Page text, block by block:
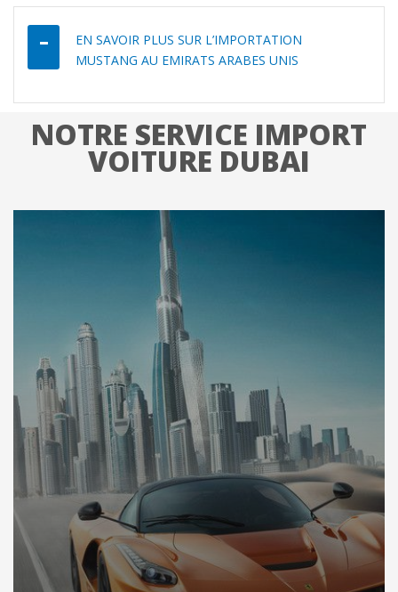
EN SAVOIR PLUS SUR L’IMPORTATION
MUSTANG AU EMIRATS ARABES UNIS
NOTRE SERVICE IMPORT
VOITURE DUBAI